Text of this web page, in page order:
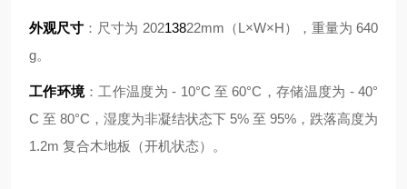
外观尺寸 ：尺寸为 20213822mm（L×W×H），重量为 640
g。
工作环境：工作温度为 - 10°C 至 60°C，存储温度为 - 40°
C 至 80°C，湿度为非凝结状态下 5% 至 95%，跌落高度为
1.2m 复合木地板（开机状态）。